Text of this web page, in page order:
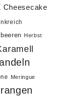
Cheesecake
Herbst
Meringue